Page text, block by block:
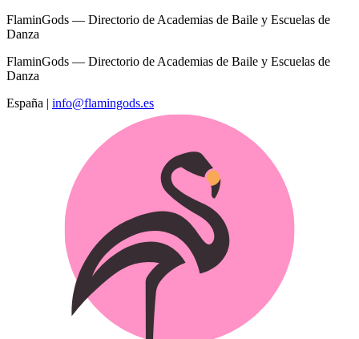
FlaminGods — Directorio de Academias de Baile y Escuelas de
Danza
FlaminGods — Directorio de Academias de Baile y Escuelas de
Danza
España | info@flamingods.es